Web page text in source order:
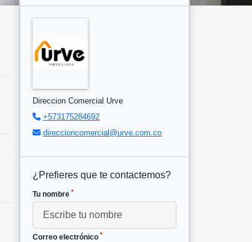
Direccion Comercial Urve
+573175284692
direccioncomercial@urve.com.co
¿Prefieres que te contactemos?
Tu nombre *
Correo electrónico *